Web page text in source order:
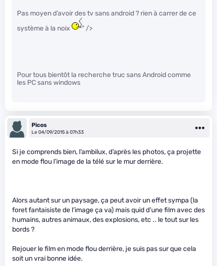
Pas moyen d’avoir des tv sans android ? rien à carrer de ce
système à la noix
" />
Pour tous bientôt la recherche truc sans Android comme
les PC sans windows
Picos
Le 04/09/2015 à 07h33
Si je comprends bien, l’ambilux, d’après les photos, ça projette
en mode flou l’image de la télé sur le mur derrière.
Alors autant sur un paysage, ça peut avoir un effet sympa (la
foret fantaisiste de l’image ça va) mais quid d’une film avec des
humains, autres animaux, des explosions, etc .. le tout sur les
bords ?
Rejouer le film en mode flou derrière, je suis pas sur que cela
soit un vrai bonne idée.